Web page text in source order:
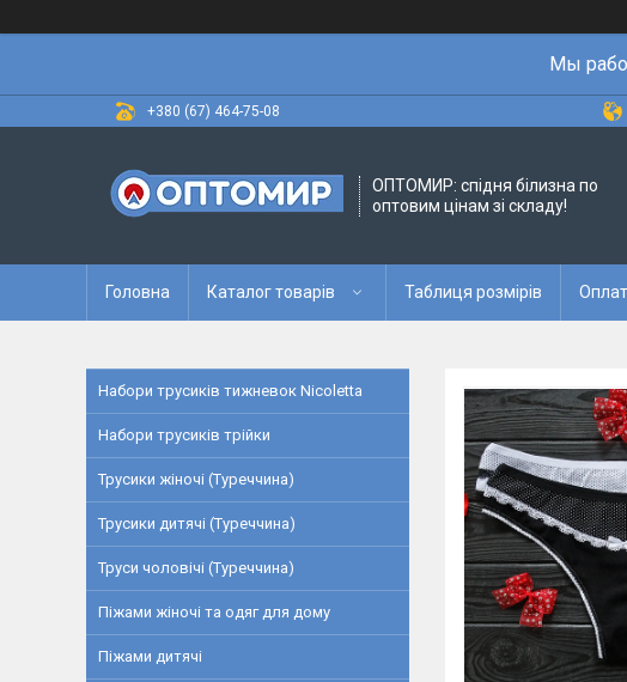
Мы
+380 (67) 464-75-08
ОПТОМИР: спідня білизна по
оптовим цінам зі складу!
Головна Каталог товарів Таблиця розмірів
Набори трусиків тижневок Nicoletta
Набори трусиків трійки
Трусики жіночі (Туреччина)
Трусики дитячі (Туреччина)
Труси чоловічі (Туреччина)
Піжами жіночі та одяг для дому
Піжами дитячі